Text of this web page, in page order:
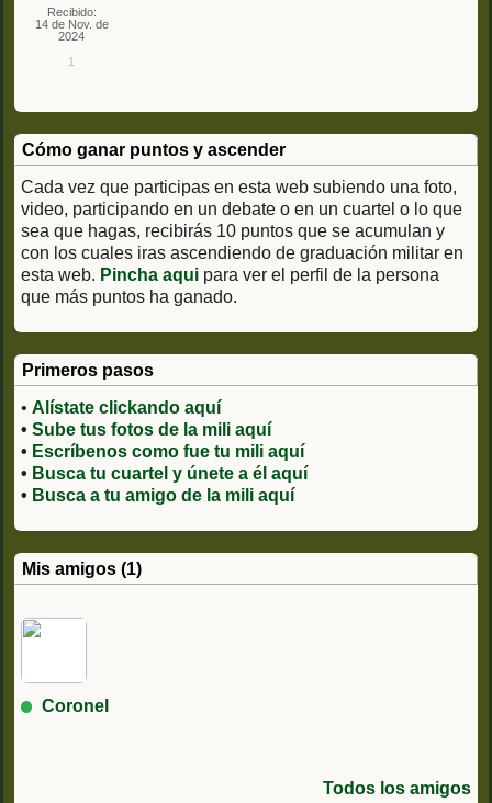
Recibido:
14 de Nov. de
2024
1
Cómo ganar puntos y ascender
Cada vez que participas en esta web subiendo una foto,
video, participando en un debate o en un cuartel o lo que
sea que hagas, recibirás 10 puntos que se acumulan y
con los cuales iras ascendiendo de graduación militar en
esta web. Pincha aqui para ver el perfil de la persona
que más puntos ha ganado.
Primeros pasos
• Alístate clickando aquí
• Sube tus fotos de la mili aquí
• Escríbenos como fue tu mili aquí
• Busca tu cuartel y únete a él aquí
• Busca a tu amigo de la mili aquí
Mis amigos (1)
Coronel
Todos los amigos